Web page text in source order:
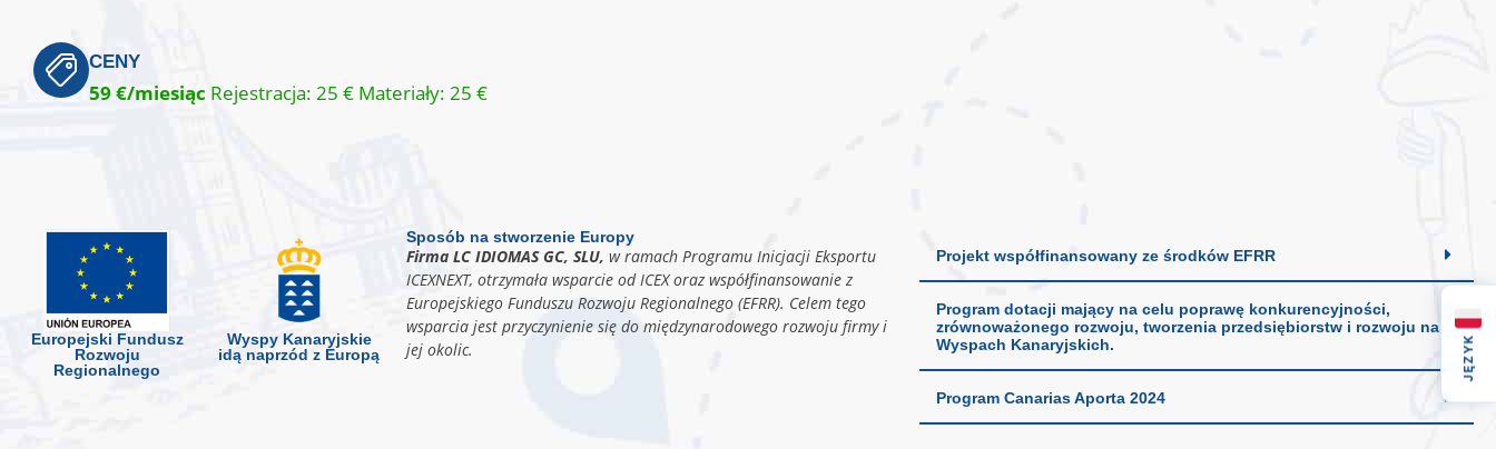
CENY
59 €/miesiąc Rejestracja: 25 € Materiały: 25 €
Europejski Fundusz
Rozwoju
Regionalnego
Wyspy Kanaryjskie
idą naprzód z Europą
Sposób na stworzenie Europy
Firma LC IDIOMAS GC, SLU, w ramach Programu Inicjacji Eksportu
ICEXNEXT, otrzymała wsparcie od ICEX oraz współfinansowanie z
Europejskiego Funduszu Rozwoju Regionalnego (EFRR). Celem tego
wsparcia jest przyczynienie się do międzynarodowego rozwoju firmy i
jej okolic.
Projekt współfinansowany ze środków EFRR
Program dotacji mający na celu poprawę konkurencyjności,
zrównoważonego rozwoju, tworzenia przedsiębiorstw i rozwoju na
Wyspach Kanaryjskich.
Program Canarias Aporta 2024
JĘZYK